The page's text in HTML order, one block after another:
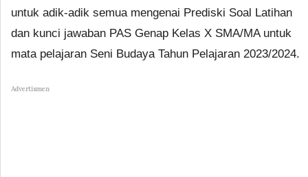
untuk adik-adik semua mengenai Prediski Soal Latihan
dan kunci jawaban PAS Genap Kelas X SMA/MA untuk
mata pelajaran Seni Budaya Tahun Pelajaran 2023/2024.
Advertismen